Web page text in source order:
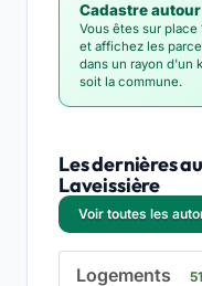
Cadastre
Vous êtes sur
et affichez les
dans un rayon d'un
soit la commune.
Les dernières
Laveissière
Voir toutes les
Logements 51